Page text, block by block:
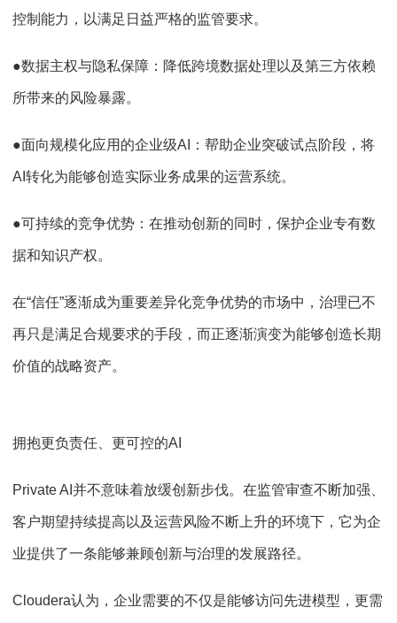
控制能力，以满足日益严格的监管要求。
●数据主权与隐私保障：降低跨境数据处理以及第三方依赖
所带来的风险暴露。
●面向规模化应用的企业级AI：帮助企业突破试点阶段，将
AI转化为能够创造实际业务成果的运营系统。
●可持续的竞争优势：在推动创新的同时，保护企业专有数
据和知识产权。
在“信任”逐渐成为重要差异化竞争优势的市场中，治理已不
再只是满足合规要求的手段，而正逐渐演变为能够创造长期
价值的战略资产。
拥抱更负责任、更可控的AI
Private AI并不意味着放缓创新步伐。在监管审查不断加强、
客户期望持续提高以及运营风险不断上升的环境下，它为企
业提供了一条能够兼顾创新与治理的发展路径。
Cloudera认为，企业需要的不仅是能够访问先进模型，更需